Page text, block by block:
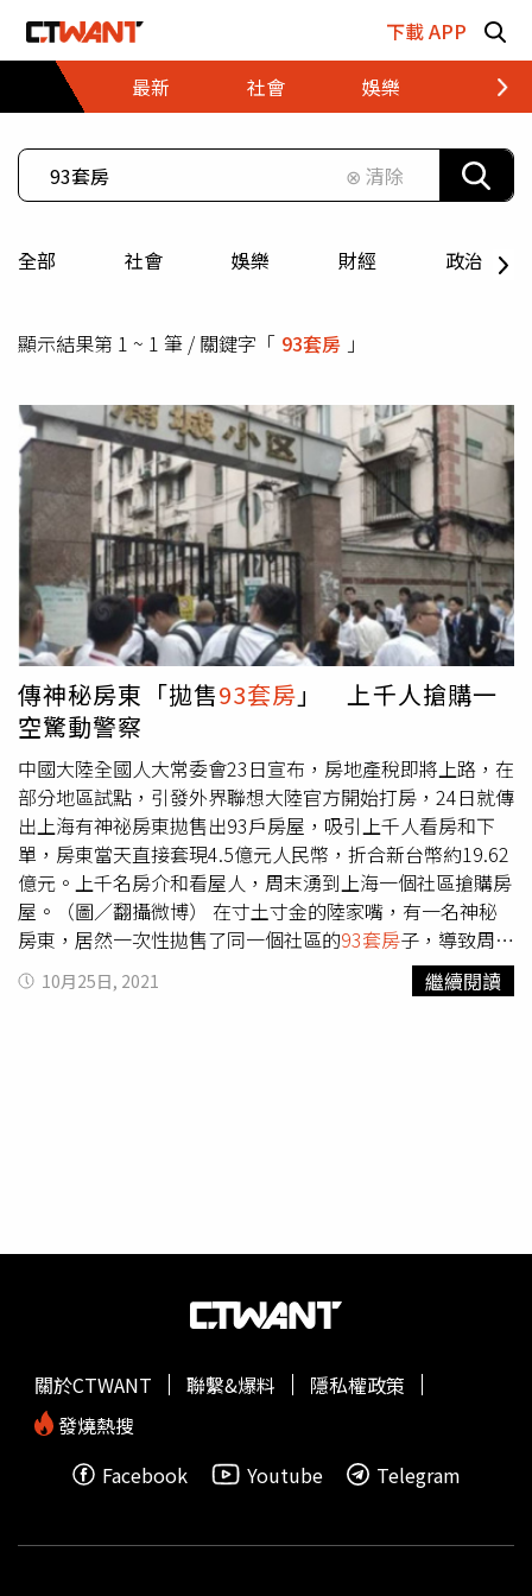
下載 APP
最新
社會 娛樂 財經
⊗ 清除
全部 社會 娛樂 財經 政治
顯示結果第 1 ~ 1 筆 / 關鍵字「 93套房 」
傳神秘房東「拋售93套房 」 上千人搶購一
空驚動警察
中國大陸全國人大常委會23日宣布，房地產稅即將上路，在
部分地區試點，引發外界聯想大陸官方開始打房，24日就傳
出上海有神祕房東拋售出93戶房屋，吸引上千人看房和下
單，房東當天直接套現4.5億元人民幣，折合新台幣約19.62
億元。上千名房介和看屋人，周末湧到上海一個社區搶購房
屋。（圖／翻攝微博） 在寸土寸金的陸家嘴，有一名神秘
房東，居然一次性拋售了同一個社區的93套房子，導致周末
湧現房仲和看屋人潮，會出現這樣的「人潮盛況」，主要是
大陸全國人大常委會表示，授權房產稅試點，為積極穩妥推
所拋售的房屋當天就全部售出，套現4.5億元人民幣。上千
翻攝微博）根據網路上的消息，「浦城小區」，建於1993
年，雖然屬於老社區，但因為地處核心地段，距離「陸家嘴
三件套」（上海中心、環球金融中心、金茂大廈）只有1公
里，距離東方明珠也只有2公里，甚至有消息指出，這名房
東入手的房產時間至少是在20年前，入手的價格為700元人
39.24萬元台幣，一套的總價約400萬人民幣，若賣掉100套
出，目前尚未證實上述消息屬實，不過可以肯定的是，房地
10月25日, 2021 繼續閱讀
關於CTWANT 聯繫&爆料
隱私權政策
發燒熱搜
Facebook
Youtube Telegram